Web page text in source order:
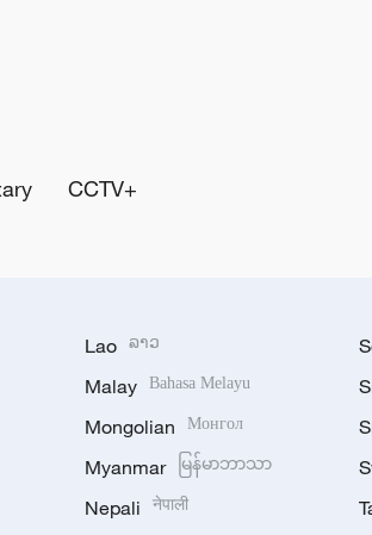
CCTV+
Lao ລາວ
Malay Bahasa Melayu
Mongolian Монгол
Myanmar မြန်မာဘာသာ
Nepali नेपाली